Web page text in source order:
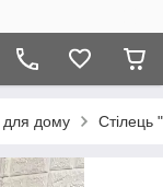
для дому Стілець